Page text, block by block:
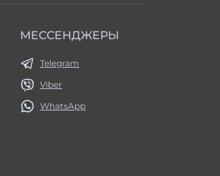
МЕССЕНДЖЕРЫ
Telegram
Viber
WhatsApp